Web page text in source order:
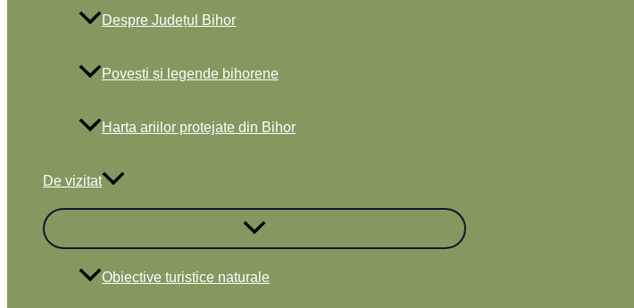
Despre Județul Bihor
Povești și legende bihorene
Harta ariilor protejate din Bihor
De vizitat
Obiective turistice naturale